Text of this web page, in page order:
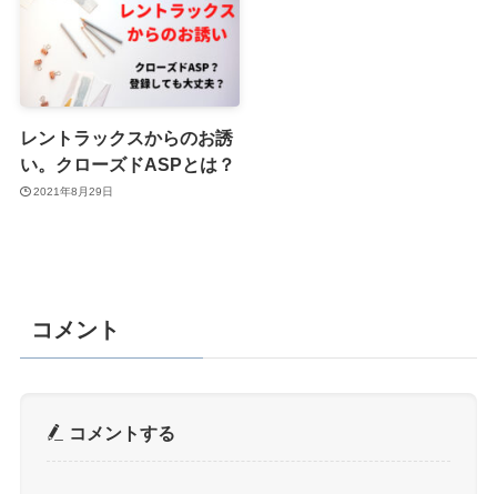
レントラックスからのお誘
い。クローズドASPとは？
2021年8月29日
コメント
コメントする